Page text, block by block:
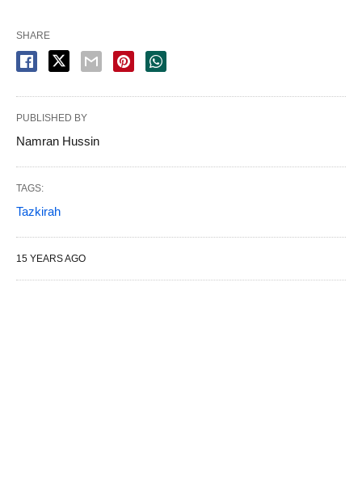
SHARE
PUBLISHED BY
Namran Hussin
TAGS:
Tazkirah
15 YEARS AGO